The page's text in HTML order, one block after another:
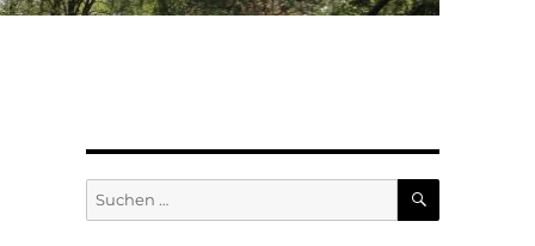
Suchen
nach:
SUCHEN